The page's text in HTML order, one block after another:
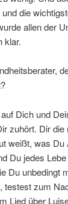
die
allen der
klar.
Dich und
zuhört. Dir
weißt, was
Du jedes
Du unbedingt
zum
Lied über